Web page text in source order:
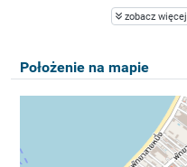
zobacz więcej
Położenie na mapie